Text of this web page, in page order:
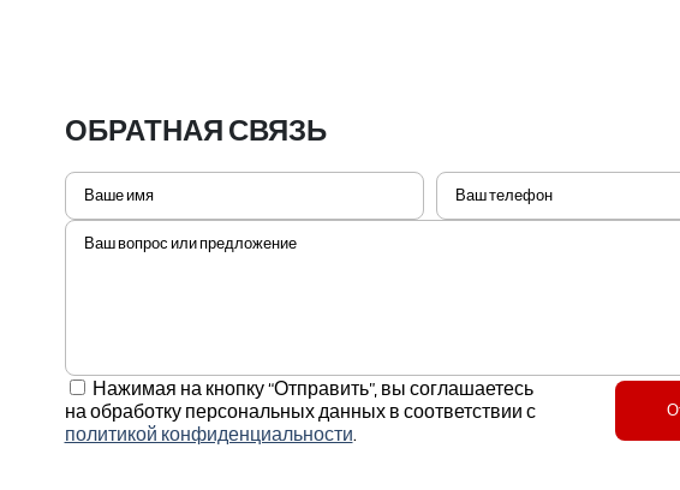
ОБРАТНАЯ СВЯЗЬ
Нажимая на кнопку “Отправить”, вы соглашаетесь
на обработку персональных данных в соответствии с
политикой конфиденциальности.